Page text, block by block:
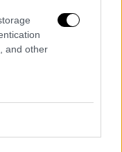
and other
στην
Google doodle